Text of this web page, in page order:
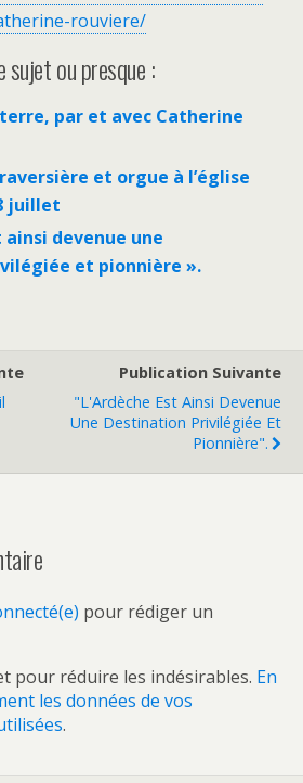
rouviere/
sujet ou presque :
par et avec Catherine
et orgue à l’église
juillet
ainsi devenue une
et pionnière ».
Publication Suivante
"L'Ardèche Est Ainsi Devenue
Une Destination Privilégiée Et
Pionnière".
pour rédiger un
pour réduire les indésirables. En
les données de vos
.